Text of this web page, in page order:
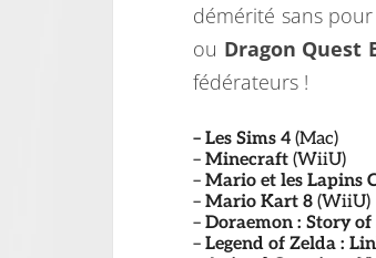
démérité sans
ou Dragon Quest
fédérateurs !
– Les Sims 4 (Mac)
– Minecraft (WiiU)
– Mario et les Lapins
– Mario Kart 8 (WiiU)
– Doraemon : Story of
– Legend of Zelda :